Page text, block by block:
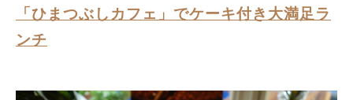
「ひまつぶしカフェ」でケーキ付き大満足ラ
ンチ